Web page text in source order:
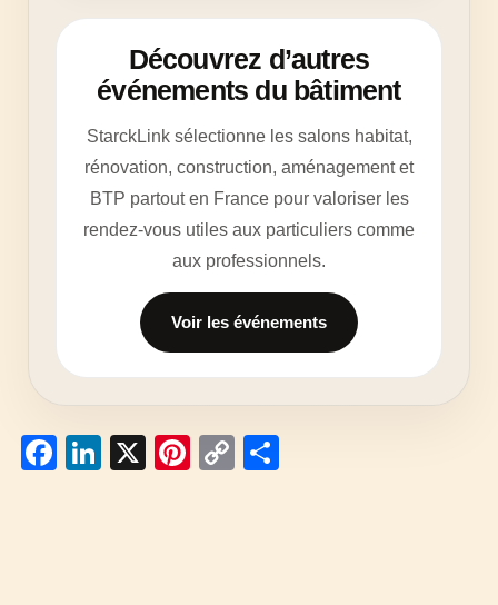
Découvrez d’autres
événements du bâtiment
StarckLink sélectionne les salons habitat,
rénovation, construction, aménagement et
BTP partout en France pour valoriser les
rendez-vous utiles aux particuliers comme
aux professionnels.
Voir les événements
F
Li
X
Pi
C